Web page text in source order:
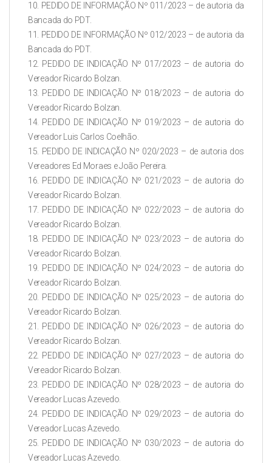
10. PEDIDO DE INFORMAÇÃO Nº 011/2023 – de autoria da
Bancada do PDT.
11. PEDIDO DE INFORMAÇÃO Nº 012/2023 – de autoria da
Bancada do PDT.
12. PEDIDO DE INDICAÇÃO Nº 017/2023 – de autoria do
Vereador Ricardo Bolzan.
13. PEDIDO DE INDICAÇÃO Nº 018/2023 – de autoria do
Vereador Ricardo Bolzan.
14. PEDIDO DE INDICAÇÃO Nº 019/2023 – de autoria do
Vereador Luis Carlos Coelhão.
15. PEDIDO DE INDICAÇÃO Nº 020/2023 – de autoria dos
Vereadores Ed Moraes e João Pereira.
16. PEDIDO DE INDICAÇÃO Nº 021/2023 – de autoria do
Vereador Ricardo Bolzan.
17. PEDIDO DE INDICAÇÃO Nº 022/2023 – de autoria do
Vereador Ricardo Bolzan.
18. PEDIDO DE INDICAÇÃO Nº 023/2023 – de autoria do
Vereador Ricardo Bolzan.
19. PEDIDO DE INDICAÇÃO Nº 024/2023 – de autoria do
Vereador Ricardo Bolzan.
20. PEDIDO DE INDICAÇÃO Nº 025/2023 – de autoria do
Vereador Ricardo Bolzan.
21. PEDIDO DE INDICAÇÃO Nº 026/2023 – de autoria do
Vereador Ricardo Bolzan.
22. PEDIDO DE INDICAÇÃO Nº 027/2023 – de autoria do
Vereador Ricardo Bolzan.
23. PEDIDO DE INDICAÇÃO Nº 028/2023 – de autoria do
Vereador Lucas Azevedo.
24. PEDIDO DE INDICAÇÃO Nº 029/2023 – de autoria do
Vereador Lucas Azevedo.
25. PEDIDO DE INDICAÇÃO Nº 030/2023 – de autoria do
Vereador Lucas Azevedo.